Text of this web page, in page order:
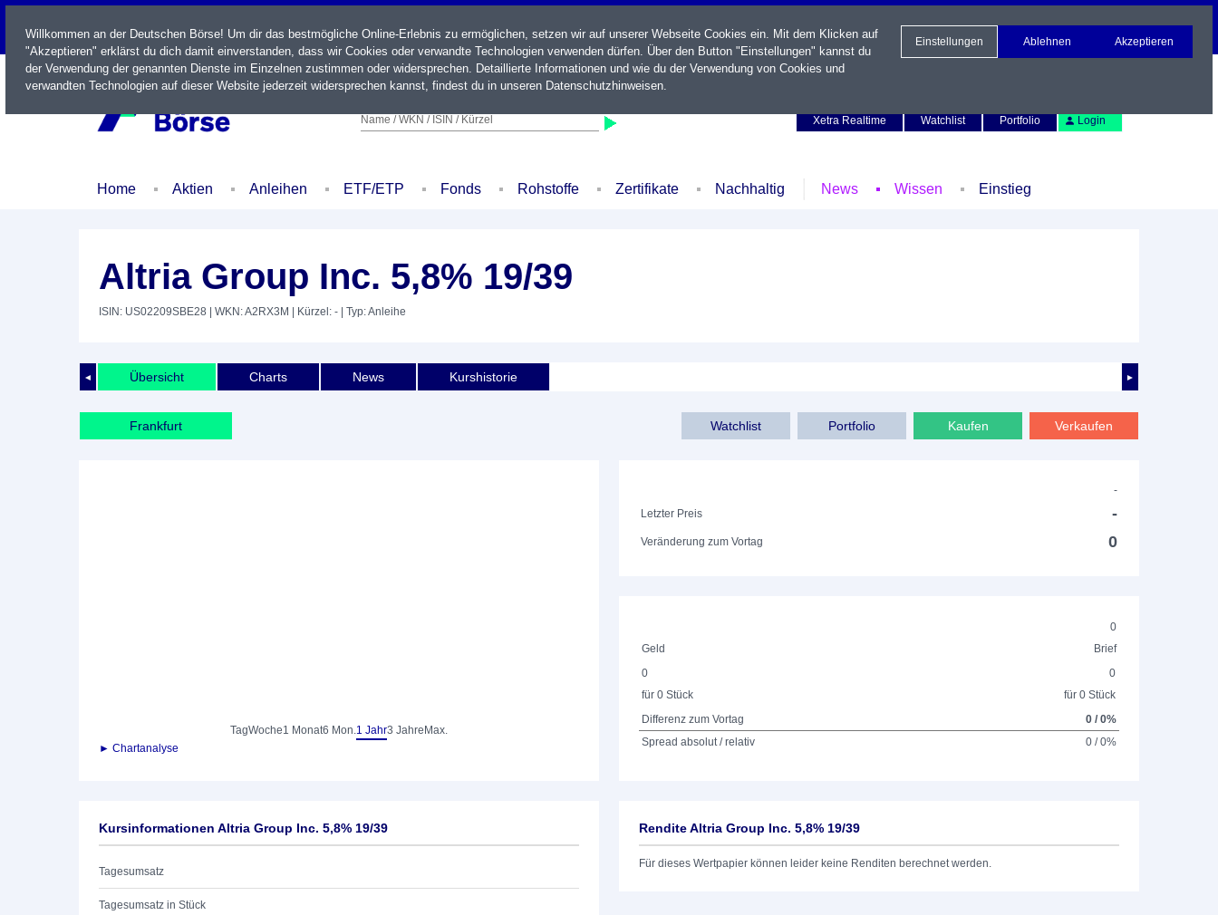
LIVE
Name / WKN / ISIN / Kürzel
Xetra Realtime
Watchlist Portfolio Login
Home Aktien Anleihen ETF/ETP Fonds Rohstoffe Zertifikate Nachhaltig News Wissen Einstieg
Altria Group Inc. 5,8% 19/39
ISIN: US02209SBE28 | WKN: A2RX3M | Kürzel: - | Typ: Anleihe
◄ ►
Übersicht Charts News Kurshistorie
Frankfurt Verkaufen
Kaufen
Portfolio
Watchlist
TagWoche1 Monat6 Mon.1 Jahr3 Jahre Max.
► Chartanalyse
-
Letzter Preis
-
Veränderung zum Vortag 0
0
Geld
Brief
0
für 0 Stück
0
für 0 Stück
Differenz zum Vortag
0 / 0%
Spread absolut / relativ
0 / 0%
Kursinformationen Altria Group Inc. 5,8% 19/39
Tagesumsatz
Tagesumsatz in Stück
Rendite Altria Group Inc. 5,8% 19/39
Für dieses Wertpapier können leider keine Renditen berechnet werden.
Willkommen an der Deutschen Börse! Um dir das bestmögliche Online-Erlebnis zu ermöglichen, setzen wir auf unserer Webseite Cookies ein. Mit dem Klicken auf
"Akzeptieren" erklärst du dich damit einverstanden, dass wir Cookies oder verwandte Technologien verwenden dürfen. Über den Button "Einstellungen" kannst du
der Verwendung der genannten Dienste im Einzelnen zustimmen oder widersprechen. Detaillierte Informationen und wie du der Verwendung von Cookies und
verwandten Technologien auf dieser Website jederzeit widersprechen kannst, findest du in unseren Datenschutzhinweisen.
Einstellungen Ablehnen Akzeptieren